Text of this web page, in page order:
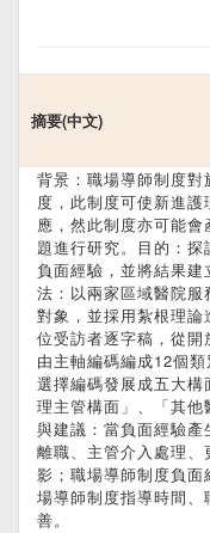
摘要(中文)
背景：職場導師制度
度，此制度可使新進
應，然此制度亦可能
題進行研究。目的：
負面經驗，並將結果
法：以兩家區域醫院
對象，並採用紮根理
位受訪者逐字稿，從
由主軸編碼編成12個
選擇編碼發展成五大
理主管構面」、「其
與建議：當負面經驗
離職、主管介入處理
影；職場導師制度負
場導師制度指導時間
善。